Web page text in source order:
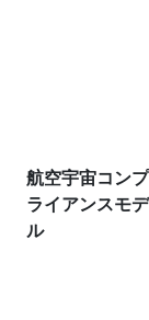
航空宇宙コンプ
ライアンスモデ
ル